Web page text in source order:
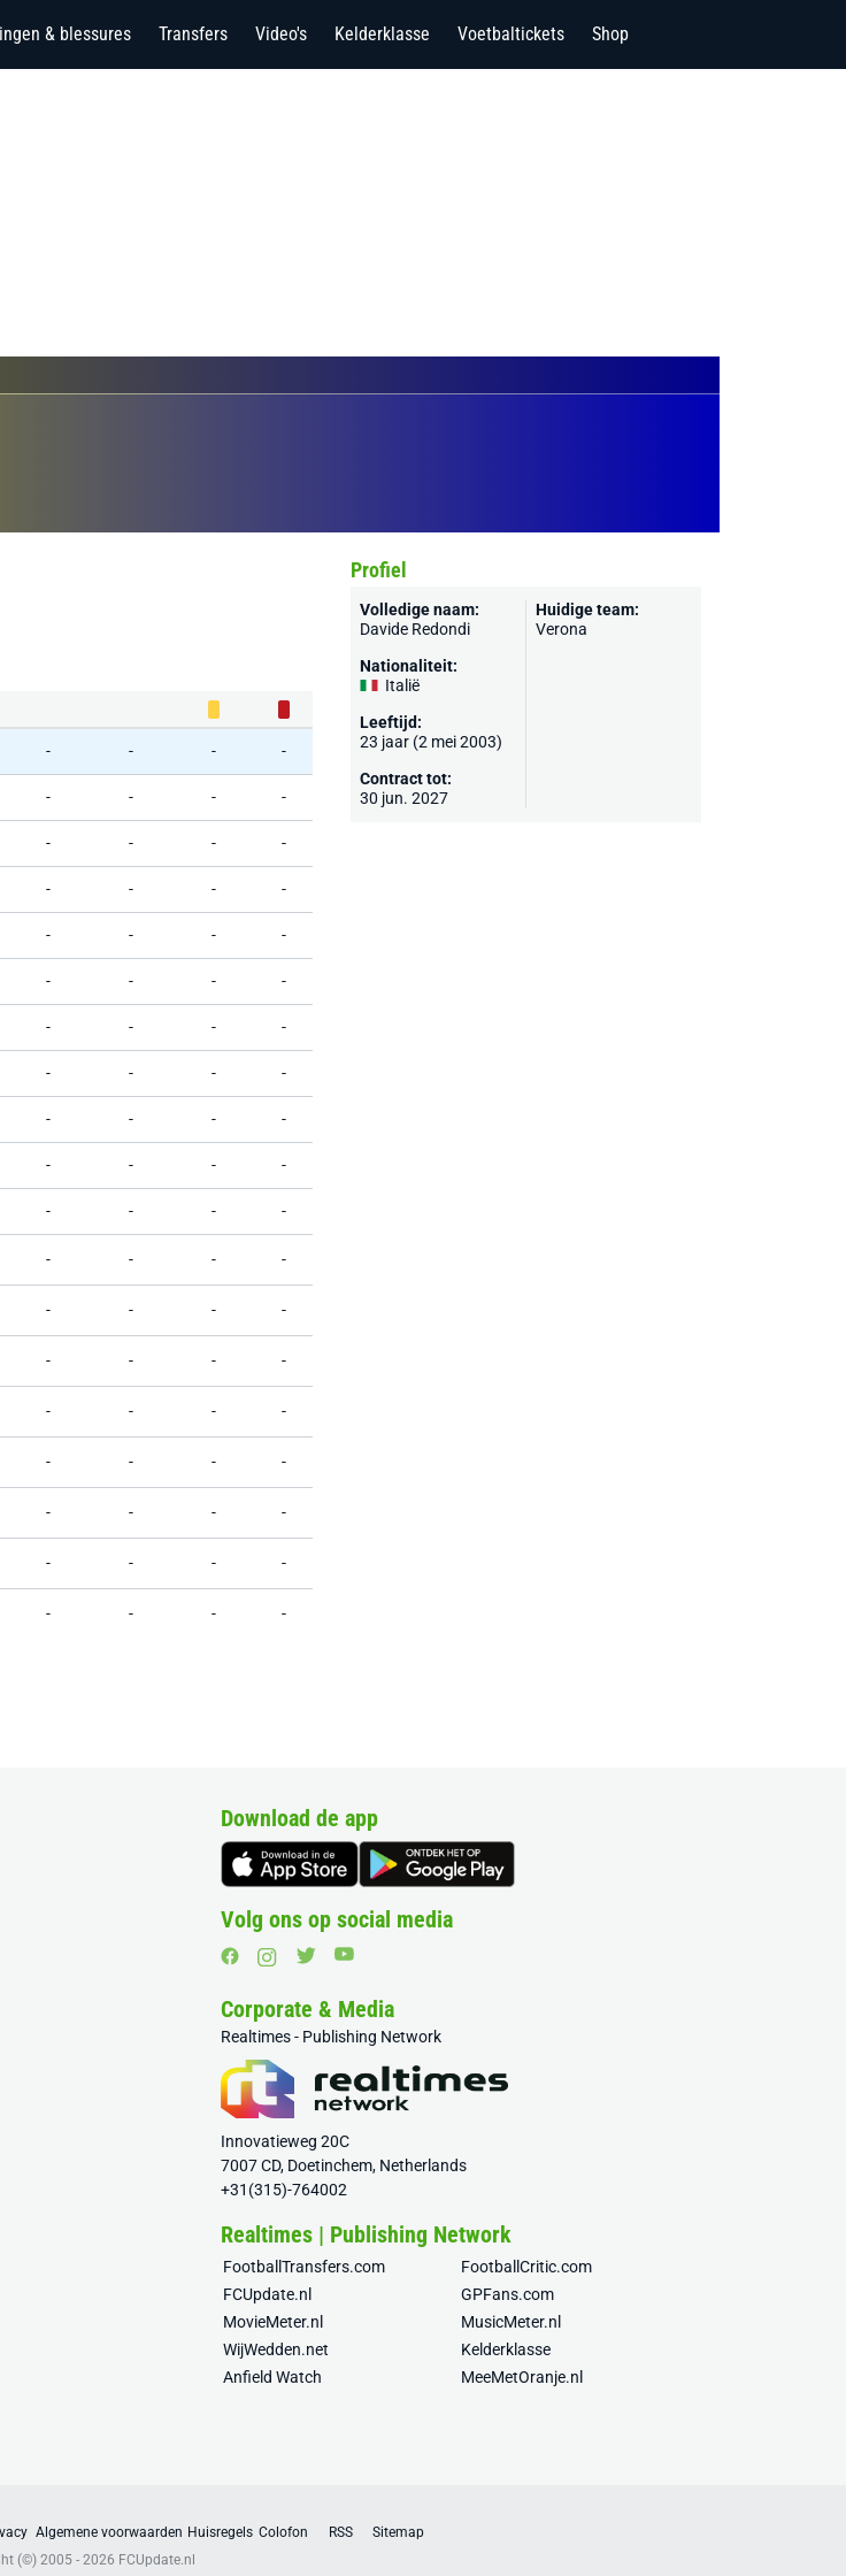
& blessures Transfers Video's Kelderklasse Voetbaltickets Shop
- - - -
- - - -
- - - -
- - - -
- - - -
- - - -
- - - -
- - - -
- - - -
- - - -
- - - -
- - - -
- - - -
- - - -
- - - -
- - - -
- - - -
- - - -
- - - -
Profiel
Volledige naam:
Davide Redondi
Nationaliteit:
Italië
Leeftijd:
23 jaar (2 mei 2003)
Contract tot:
30 jun. 2027
Huidige team:
Verona
Download de app
Volg ons op social media
Corporate & Media
Realtimes - Publishing Network
Innovatieweg 20C
7007 CD, Doetinchem, Netherlands
+31(315)-764002
Realtimes | Publishing Network
FootballTransfers.com
FootballCritic.com
FCUpdate.nl
GPFans.com
MovieMeter.nl
MusicMeter.nl
WijWedden.net
Kelderklasse
Anfield Watch
MeeMetOranje.nl
Algemene voorwaarden Huisregels Colofon RSS
Sitemap
(©) 2005 - 2026 FCUpdate.nl